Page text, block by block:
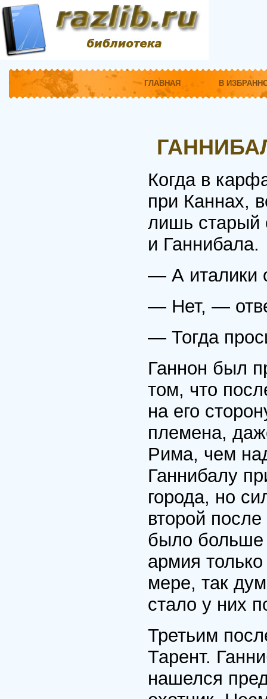
ГЛАВНАЯ В
Когда в
при Каннах,
лишь старый
и Ганнибала.
— А италики
— Нет, —
— Тогда
Ганнон был
том, что
на его
племена,
Рима, чем
Ганнибалу
города, но
второй
было больше
армия
мере, так
стало у них
Третьим
Тарент.
нашелся